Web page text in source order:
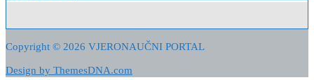
Copyright © 2026 VJERONAUČNI PORTAL
Design by ThemesDNA.com